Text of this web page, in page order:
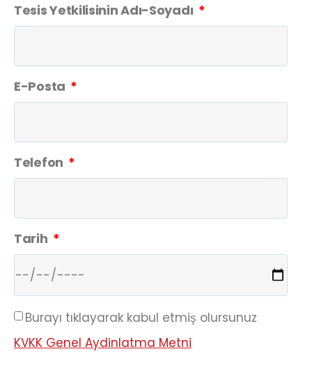
Tesis Yetkilisinin Adı-Soyadı
E-Posta
Telefon
Tarih
Burayı tıklayarak kabul etmiş olursunuz
KVKK Genel Aydinlatma Metni